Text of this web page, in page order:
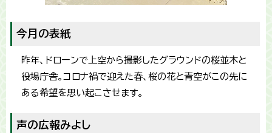
今月の表紙
昨年、ドローンで上空から撮影したグラウンドの桜並木と
役場庁舎。コロナ禍で迎えた春、桜の花と青空がこの先に
ある希望を思い起こさせます。
声の広報みよし